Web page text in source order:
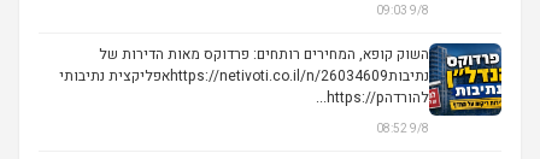
9/8 09:03
השוק קופא, המחירים רותחים: פרדוקס מאות הדירות של
נתיבותhttps://netivoti.co.il/n/26034609אפליקצית נתיבותי
להורדהhttps://p...
9/8 08:52